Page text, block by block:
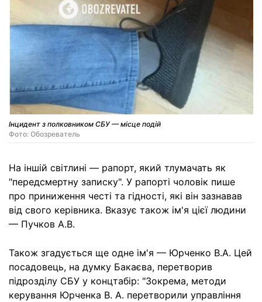
Інцидент з полковником СБУ — місце подій
Фото: Обозреватель
На іншій світлині — рапорт, який тлумачать як
"передсмертну записку". У рапорті чоловік пише
про приниження честі та гідності, які він зазнавав
від свого керівника. Вказує також ім'я цієї людини
— Пучков А.В.
Також згадується ще одне ім'я — Юрченко В.А. Цей
посадовець, на думку Бакаєва, перетворив
підрозділу СБУ у концтабір: "Зокрема, методи
керування Юрченка В. А. перетворили управління